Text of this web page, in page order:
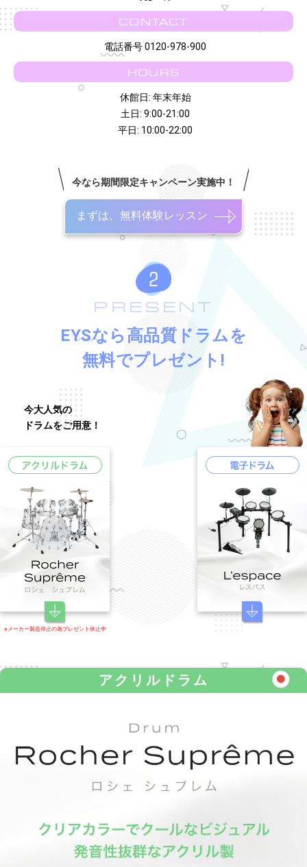
CONTACT
電話番号 0120-978-900
HOURS
休館日: 年末年始
土日: 9:00-21:00
平日: 10:00-22:00
今なら期間限定キャンペーン実施中！
まずは、無料体験レッスン
PRESENT
EYSなら高品質ドラムを
無料でプレゼント!
今大人気の
ドラムをご用意！
※メーカー製造停止の為プレゼント休止中
アクリルドラム